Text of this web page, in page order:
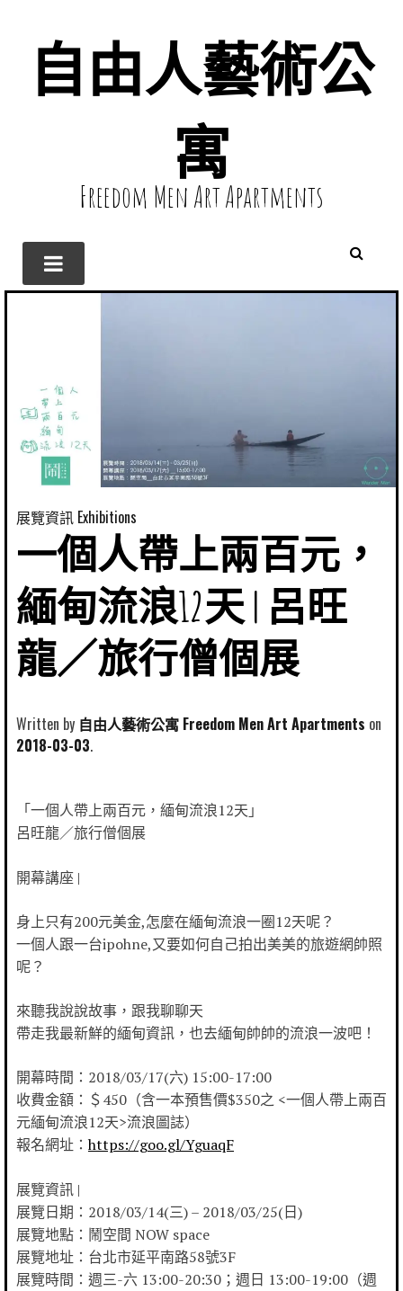
自由人藝術公
寓
Freedom Men Art Apartments
展覽資訊 Exhibitions
一個人帶上兩百元，
緬甸流浪12天 | 呂旺
龍／旅行僧個展
Written by 自由人藝術公寓 Freedom Men Art Apartments
2018-03-03
「一個人帶上兩百元，緬甸流浪12天」
呂旺龍／旅行僧個展
開幕講座 |
身上只有200元美金,怎麼在緬甸流浪一圈12天呢？
一個人跟一台ipohne,又要如何自己拍出美美的旅遊網帥照
呢？
來聽我說說故事，跟我聊聊天
帶走我最新鮮的緬甸資訊，也去緬甸帥帥的流浪一波吧！
開幕時間：2018/03/17(六) 15:00-17:00
收費金額：＄450（含一本預售價$350之 <一個人帶上兩百
元緬甸流浪12天>流浪圖誌）
報名網址：https://goo.gl/YguaqF
展覽資訊 |
展覽日期：2018/03/14(三) – 2018/03/25(日)
展覽地點：鬧空間 NOW space
展覽地址：台北市延平南路58號3F
展覽時間：週三-六 13:00-20:30；週日 13:00-19:00（週